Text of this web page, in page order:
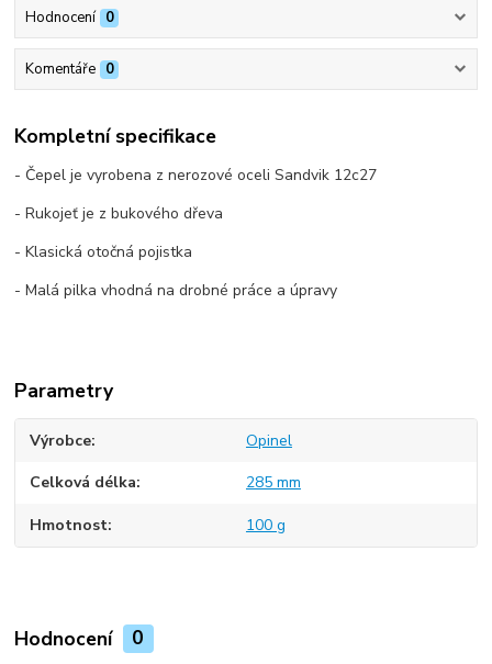
Hodnocení 0
Komentáře 0
Kompletní specifikace
- Čepel je vyrobena z nerozové oceli Sandvik 12c27
- Rukojeť je z bukového dřeva
- Klasická otočná pojistka
- Malá pilka vhodná na drobné práce a úpravy
Parametry
Výrobce Opinel
Celková délka 285 mm
Hmotnost 100 g
Hodnocení 0